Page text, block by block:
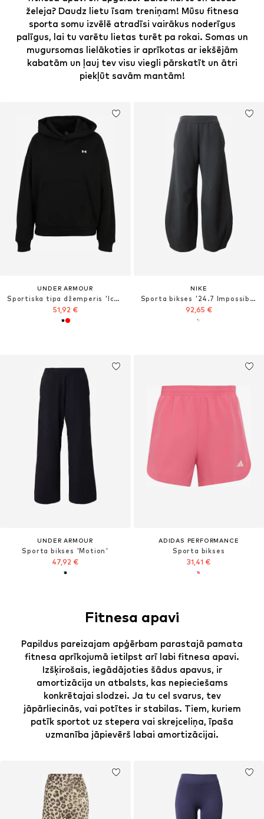
želeja? Daudz lietu īsam treniņam! Mūsu fitnesa
sporta somu izvēlē atradīsi vairākus noderīgus
palīgus, lai tu varētu lietas turēt pa rokai. Somas un
mugursomas lielākoties ir aprīkotas ar iekšējām
kabatām un ļauj tev visu viegli pārskatīt un ātri
piekļūt savām mantām!
UNDER ARMOUR
Sportiska tipa džemperis 'Icon Fleece'
51,92 €
NIKE
Sporta bikses '24.7 ImpossiblySoft'
92,65 €
UNDER ARMOUR
Sporta bikses 'Motion'
47,92 €
ADIDAS PERFORMANCE
Sporta bikses
31,41 €
Fitnesa apavi
Papildus pareizajam apģērbam parastajā pamata
fitnesa aprīkojumā ietilpst arī labi fitnesa apavi.
Izšķirošais, iegādājoties šādus apavus, ir
amortizācija un atbalsts, kas nepieciešams
konkrētajai slodzei. Ja tu cel svarus, tev
jāpārliecinās, vai potītes ir stabilas. Tiem, kuriem
patīk sportot uz stepera vai skrejceliņa, īpaša
uzmanība jāpievērš labai amortizācijai.